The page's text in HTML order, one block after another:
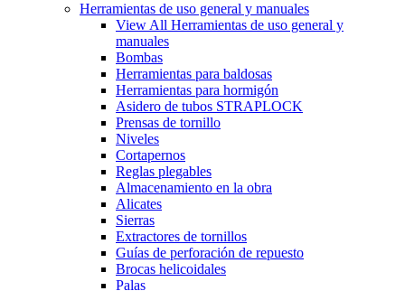
Herramientas de uso general y manuales
View All Herramientas de uso general y
manuales
Bombas
Herramientas para baldosas
Herramientas para hormigón
Asidero de tubos STRAPLOCK
Prensas de tornillo
Niveles
Cortapernos
Reglas plegables
Almacenamiento en la obra
Alicates
Sierras
Extractores de tornillos
Guías de perforación de repuesto
Brocas helicoidales
Palas